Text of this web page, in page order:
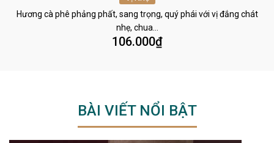
Hương cà phê phảng phất, sang trọng, quý phái với vị đắng chát
nhẹ, chua…
106.000₫
BÀI VIẾT NỔI BẬT